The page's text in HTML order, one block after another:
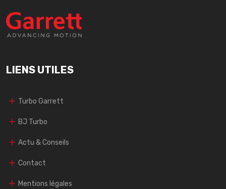
LIENS UTILES
Turbo Garrett
BJ Turbo
Actu & Conseils
Contact
Mentions légales